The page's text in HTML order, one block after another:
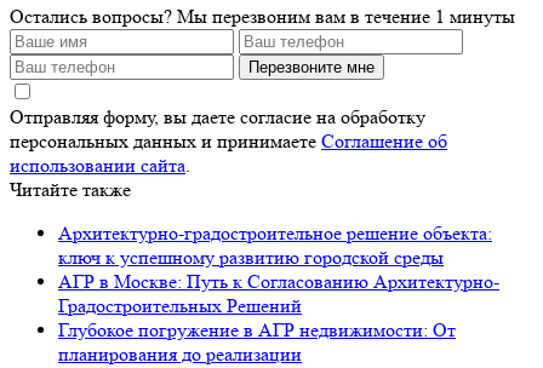
Остались вопросы? Мы перезвоним вам в течение 1 минуты
Перезвоните мне
Отправляя форму, вы даете согласие на обработку
персональных данных и принимаете Соглашение об
использовании сайта.
Читайте также
Архитектурно-градостроительное решение объекта:
ключ к успешному развитию городской среды
АГР в Москве: Путь к Согласованию Архитектурно-
Градостроительных Решений
Глубокое погружение в АГР недвижимости: От
планирования до реализации